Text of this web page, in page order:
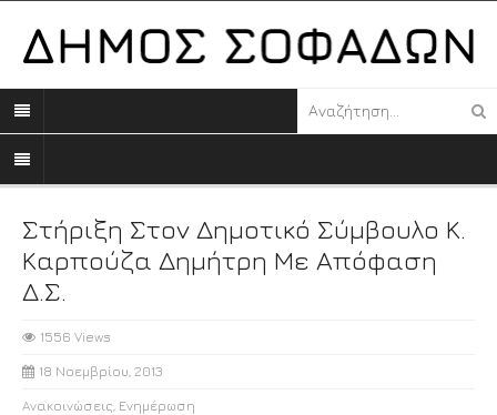
Στήριξη Στον Δημοτικό Σύμβουλο Κ.
Καρπούζα Δημήτρη Με Απόφαση
Δ.Σ.
1556 Views
18 Νοεμβρίου, 2013
Ανακοινώσεις Ενημέρωση